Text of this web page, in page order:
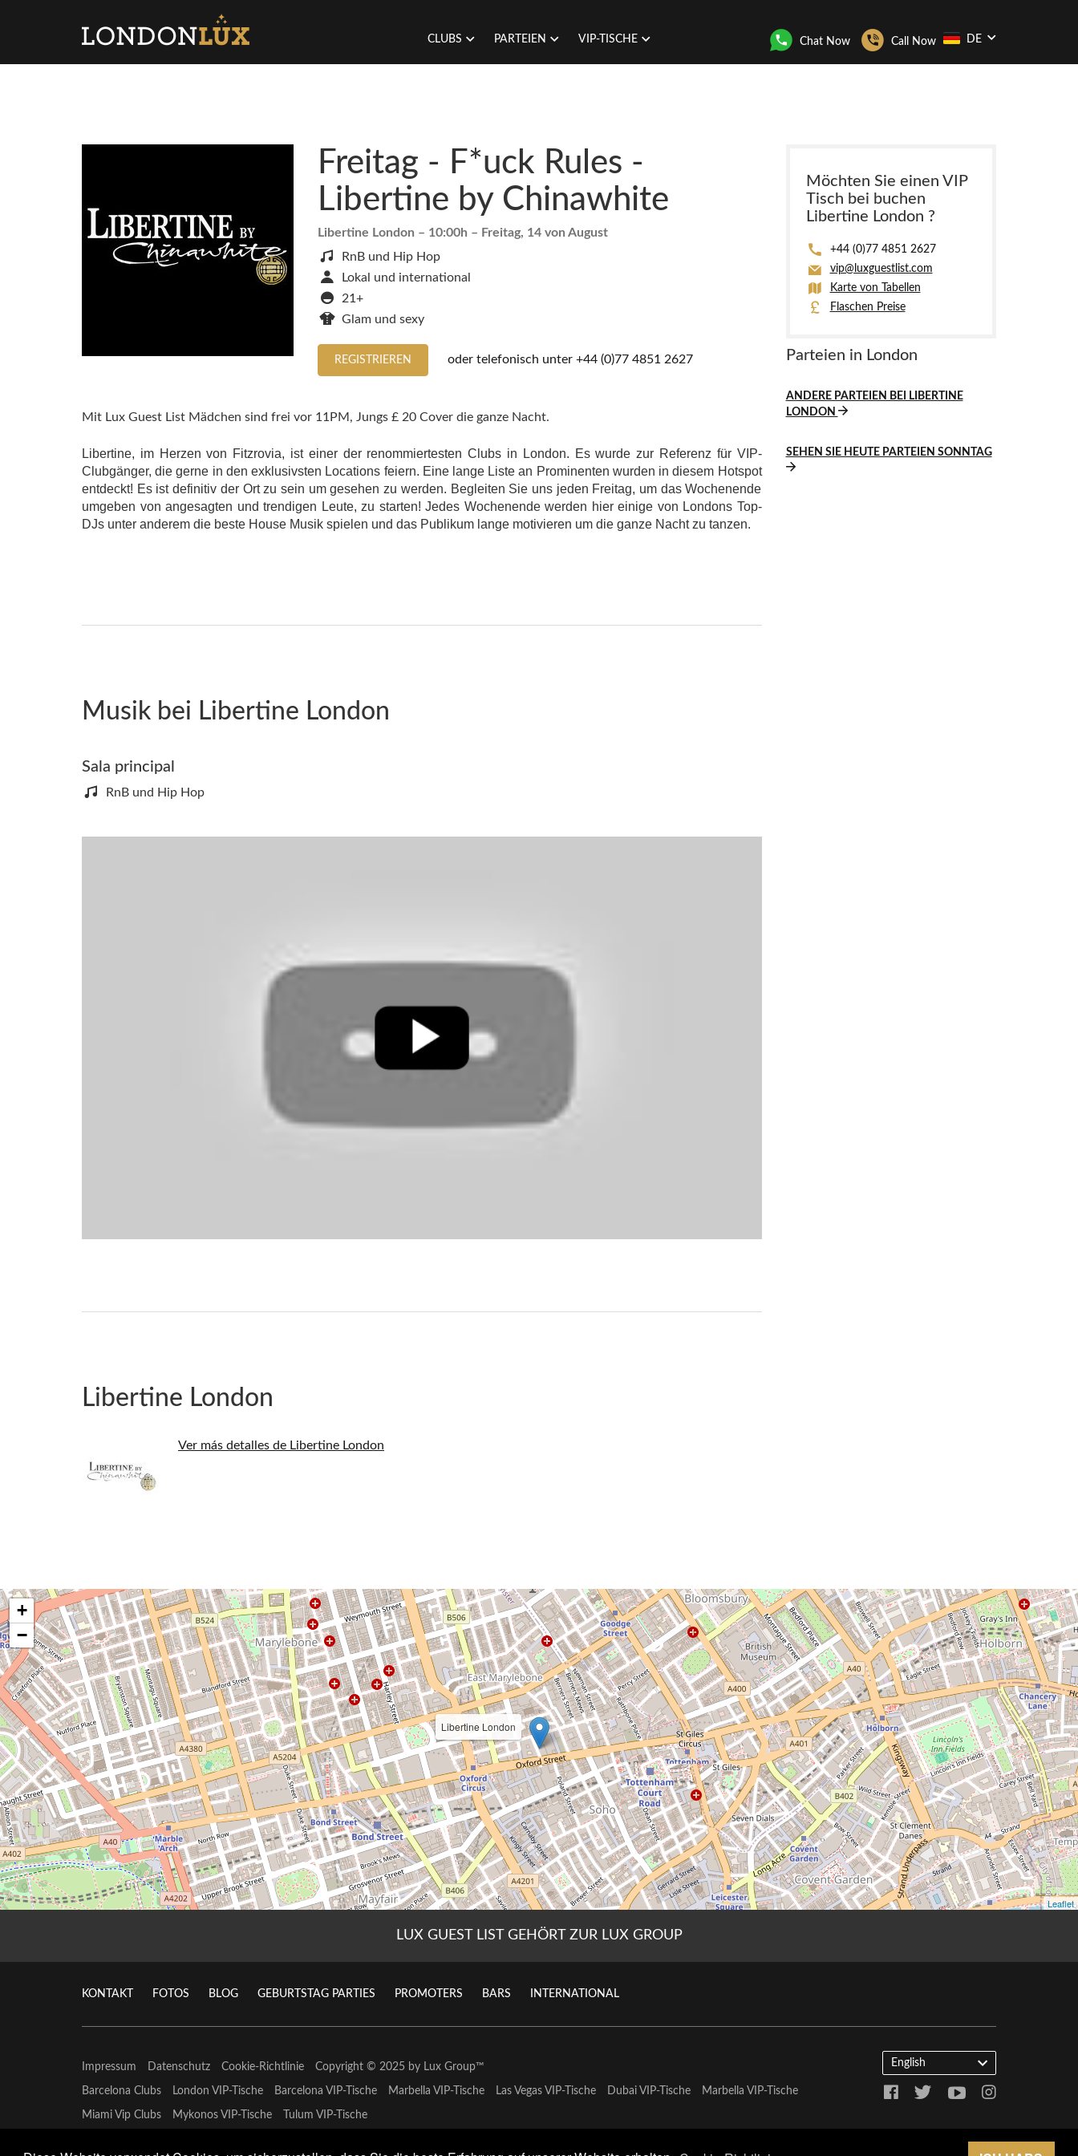
CLUBS PARTEIEN VIP-TISCHE Chat Now Call Now DE
Freitag - F*uck Rules -
Libertine by Chinawhite
Libertine London – 10:00h – Freitag, 14 von August
RnB und Hip Hop
Lokal und international
21+
Glam und sexy
REGISTRIEREN oder telefonisch unter +44 (0)77 4851 2627
Mit Lux Guest List Mädchen sind frei vor 11PM, Jungs £ 20 Cover die ganze Nacht.
Libertine, im Herzen von Fitzrovia, ist einer der renommiertesten Clubs in London. Es wurde zur Referenz für VIP-
Clubgänger, die gerne in den exklusivsten Locations feiern. Eine lange Liste an Prominenten wurden in diesem Hotspot
entdeckt! Es ist definitiv der Ort zu sein um gesehen zu werden. Begleiten Sie uns jeden Freitag, um das Wochenende
umgeben von angesagten und trendigen Leute, zu starten! Jedes Wochenende werden hier einige von Londons Top-
DJs unter anderem die beste House Musik spielen und das Publikum lange motivieren um die ganze Nacht zu tanzen.
Musik bei Libertine London
Sala principal
RnB und Hip Hop
Libertine London
Ver más detalles de Libertine London
Möchten Sie einen VIP
Tisch bei buchen
Libertine London ?
+44 (0)77 4851 2627
vip@luxguestlist.com
Karte von Tabellen
Flaschen Preise
Parteien in London
ANDERE PARTEIEN BEI LIBERTINE
LONDON
SEHEN SIE HEUTE PARTEIEN SONNTAG
LUX GUEST LIST GEHÖRT ZUR LUX GROUP
KONTAKT FOTOS BLOG GEBURTSTAG PARTIES PROMOTERS BARS INTERNATIONAL
Impressum Datenschutz Cookie-Richtlinie Copyright © 2025 by Lux Group™ English
Barcelona Clubs London VIP-Tische Barcelona VIP-Tische Marbella VIP-Tische Las Vegas VIP-Tische Dubai VIP-Tische Marbella VIP-Tische
Miami Vip Clubs Mykonos VIP-Tische Tulum VIP-Tische